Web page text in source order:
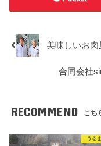
美味しいお肉
合同会社
RECOMMEND こち
うる